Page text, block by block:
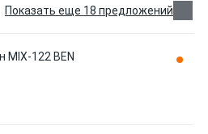
Показать еще 18 предложений
MIX-122 BEN